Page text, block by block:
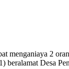
menganiaya 2
beralamat Desa